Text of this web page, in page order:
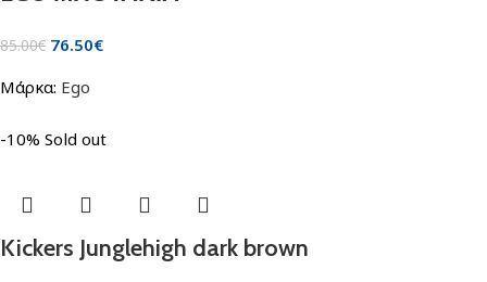
85.00€ 76.50€
Μάρκα: Ego
-10% Sold out
Kickers Junglehigh dark brown